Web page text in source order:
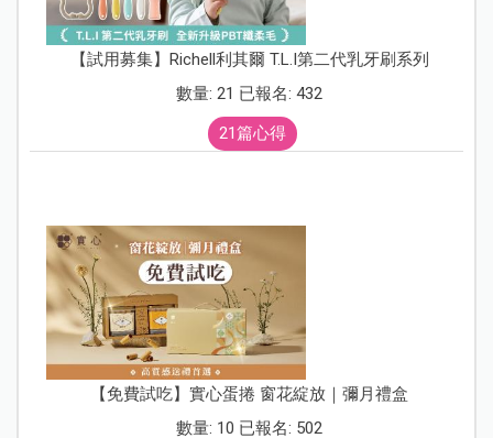
【試用募集】Richell利其爾 T.L.I第二代乳牙刷系列
數量: 21 已報名: 432
21篇心得
【免費試吃】實心蛋捲 窗花綻放｜彌月禮盒
數量: 10 已報名: 502